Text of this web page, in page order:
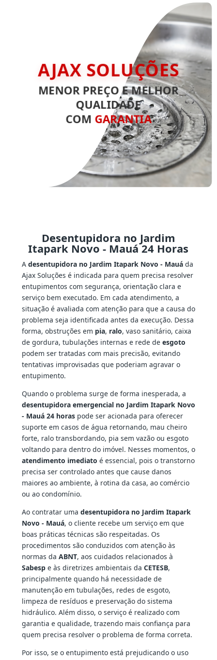
AJAX SOLUÇÕES
MENOR PREÇO E MELHOR
QUALIDADE
COM GARANTIA
Desentupidora no Jardim
Itapark Novo - Mauá 24 Horas
A desentupidora no Jardim Itapark Novo - Mauáda
Ajax Soluções é indicada para quem precisa resolver
entupimentos com segurança, orientação clara e
serviço bem executado. Em cada atendimento, a
situação é avaliada com atenção para que a causa do
problema seja identificada antes da execução. Dessa
forma, obstruções em pia, ralo, vaso sanitário, caixa
de gordura, tubulações internas e rede de esgoto
podem ser tratadas com mais precisão, evitando
tentativas improvisadas que poderiam agravar o
entupimento.
Quando o problema surge de forma inesperada, a
desentupidora emergencial no Jardim Itapark Novo
- Mauá 24 horaspode ser acionada para oferecer
suporte em casos de água retornando, mau cheiro
forte, ralo transbordando, pia sem vazão ou esgoto
voltando para dentro do imóvel. Nesses momentos, o
atendimento imediato é essencial, pois o transtorno
precisa ser controlado antes que cause danos
maiores ao ambiente, à rotina da casa, ao comércio
ou ao condomínio.
Ao contratar uma desentupidora no Jardim Itapark
Novo - Mauá, o cliente recebe um serviço em que
boas práticas técnicas são respeitadas. Os
procedimentos são conduzidos com atenção às
normas da ABNT, aos cuidados relacionados à
Sabespe às diretrizes ambientais da CETESB,
principalmente quando há necessidade de
manutenção em tubulações, redes de esgoto,
limpeza de resíduos e preservação do sistema
hidráulico. Além disso, o serviço é realizado com
garantia e qualidade, trazendo mais confiança para
quem precisa resolver o problema de forma correta.
Por isso, se o entupimento está prejudicando o uso